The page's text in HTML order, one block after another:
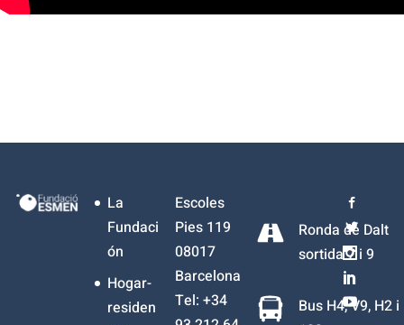
La
Fundaci
ón
Hogar-
residen
Escoles
Pies 119
08017
Barcelona
Tel: +34
Ronda de Dalt
sortida 7 i 9
Bus H4, V9, H2 i